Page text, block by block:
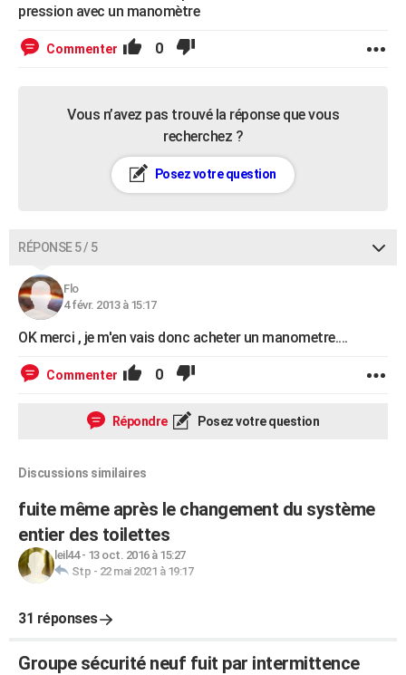
pression avec un manomètre
Commenter 0
Vous n’avez pas trouvé la réponse que vous
recherchez ?
Posez votre question
RÉPONSE 5 / 5
Flo
4 févr. 2013 à 15:17
OK merci , je m'en vais donc acheter un manometre....
Commenter 0
Répondre Posez votre question
Discussions similaires
fuite même après le changement du système
entier des toilettes
leil44- 13 oct. 2016 à 15:27
Stp - 22 mai 2021 à 19:17
31 réponses
Groupe sécurité neuf fuit par intermittence